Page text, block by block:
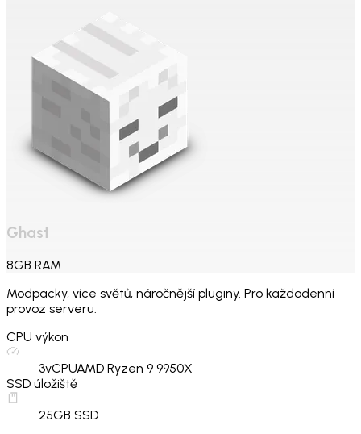
Ghast
8GB RAM
Modpacky, více světů, náročnější pluginy. Pro každodenní
provoz serveru.
CPU výkon
3vCPUAMD Ryzen 9 9950X
SSD úložiště
25GB SSD